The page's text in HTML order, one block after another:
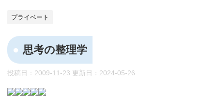
プライベート
思考の整理学
投稿日：2009-11-23 更新日： 2024-05-26